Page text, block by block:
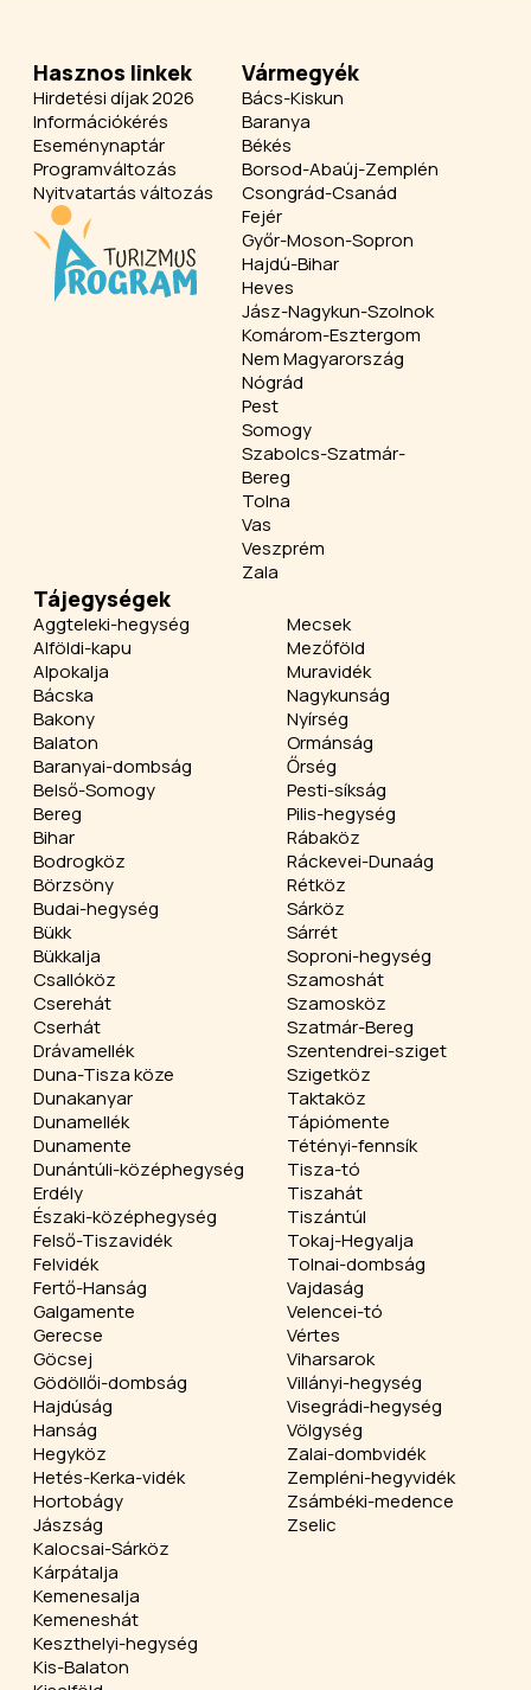
Hasznos linkek
Hirdetési díjak 2026
Információkérés
Eseménynaptár
Programváltozás
Nyitvatartás változás
Vármegyék
Bács-Kiskun
Baranya
Békés
Borsod-Abaúj-Zemplén
Csongrád-Csanád
Fejér
Győr-Moson-Sopron
Hajdú-Bihar
Heves
Jász-Nagykun-Szolnok
Komárom-Esztergom
Nem Magyarország
Nógrád
Pest
Somogy
Szabolcs-Szatmár-
Bereg
Tolna
Vas
Veszprém
Zala
Tájegységek
Aggteleki-hegység
Alföldi-kapu
Alpokalja
Bácska
Bakony
Balaton
Baranyai-dombság
Belső-Somogy
Bereg
Bihar
Bodrogköz
Börzsöny
Budai-hegység
Bükk
Bükkalja
Csallóköz
Cserehát
Cserhát
Drávamellék
Duna-Tisza köze
Dunakanyar
Dunamellék
Dunamente
Dunántúli-középhegység
Erdély
Északi-középhegység
Felső-Tiszavidék
Felvidék
Fertő-Hanság
Galgamente
Gerecse
Göcsej
Gödöllői-dombság
Hajdúság
Hanság
Hegyköz
Hetés-Kerka-vidék
Hortobágy
Jászság
Kalocsai-Sárköz
Kárpátalja
Kemenesalja
Kemeneshát
Keszthelyi-hegység
Kis-Balaton
Mecsek
Mezőföld
Muravidék
Nagykunság
Nyírség
Ormánság
Őrség
Pesti-síkság
Pilis-hegység
Rábaköz
Ráckevei-Dunaág
Rétköz
Sárköz
Sárrét
Soproni-hegység
Szamoshát
Szamosköz
Szatmár-Bereg
Szentendrei-sziget
Szigetköz
Taktaköz
Tápiómente
Tétényi-fennsík
Tisza-tó
Tiszahát
Tiszántúl
Tokaj-Hegyalja
Tolnai-dombság
Vajdaság
Velencei-tó
Vértes
Viharsarok
Villányi-hegység
Visegrádi-hegység
Völgység
Zalai-dombvidék
Zempléni-hegyvidék
Zsámbéki-medence
Zselic